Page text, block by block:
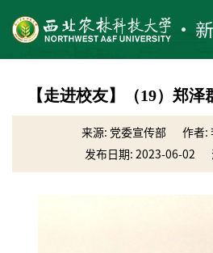
【走进校友】（19）郑
来源: ​党委宣传部
作者:
发布日期: 2023-06-02